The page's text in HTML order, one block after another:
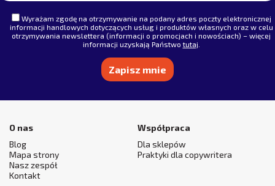
Wyrażam zgodę na otrzymywanie na podany adres poczty elektronicznej
informacji handlowych dotyczących usług i produktów własnych oraz w celu
otrzymywania newslettera (informacji o promocjach i nowościach) – więcej
informacji uzyskają Państwotutaj
O nas
Blog
Mapa strony
Nasz zespół
Kontakt
Współpraca
Dla sklepów
Praktyki dla copywritera